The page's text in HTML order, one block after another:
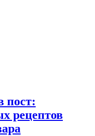
пост:
рецептов